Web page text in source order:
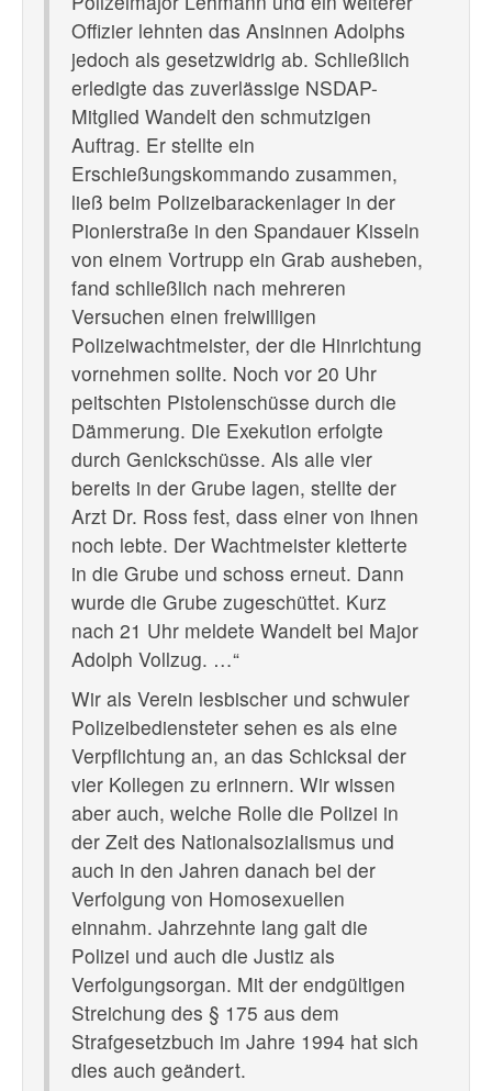
Offizier lehnten das Ansinnen Adolphs
jedoch als gesetzwidrig ab. Schließlich
erledigte das zuverlässige NSDAP-
Mitglied Wandelt den schmutzigen
Auftrag. Er stellte ein
Erschießungskommando zusammen,
ließ beim Polizeibarackenlager in der
Pionierstraße in den Spandauer Kisseln
von einem Vortrupp ein Grab ausheben,
fand schließlich nach mehreren
Versuchen einen freiwilligen
Polizeiwachtmeister, der die Hinrichtung
vornehmen sollte. Noch vor 20 Uhr
peitschten Pistolenschüsse durch die
Dämmerung. Die Exekution erfolgte
durch Genickschüsse. Als alle vier
bereits in der Grube lagen, stellte der
Arzt Dr. Ross fest, dass einer von ihnen
noch lebte. Der Wachtmeister kletterte
in die Grube und schoss erneut. Dann
wurde die Grube zugeschüttet. Kurz
nach 21 Uhr meldete Wandelt bei Major
Adolph Vollzug. …“
Wir als Verein lesbischer und schwuler
Polizeibediensteter sehen es als eine
Verpflichtung an, an das Schicksal der
vier Kollegen zu erinnern. Wir wissen
aber auch, welche Rolle die Polizei in
der Zeit des Nationalsozialismus und
auch in den Jahren danach bei der
Verfolgung von Homosexuellen
einnahm. Jahrzehnte lang galt die
Polizei und auch die Justiz als
Verfolgungsorgan. Mit der endgültigen
Streichung des § 175 aus dem
Strafgesetzbuch im Jahre 1994 hat sich
dies auch geändert.